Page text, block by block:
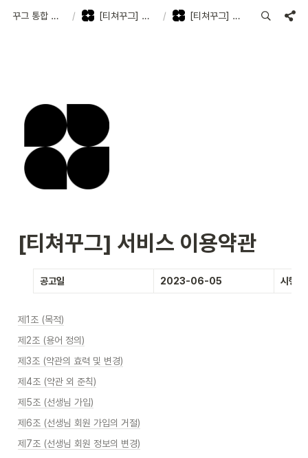
꾸그 통합 고객지원센터 / [티쳐꾸그] 서비스 이용 약관 / [티쳐꾸그] 서비스 이용약관
[티쳐꾸그] 서비스 이용약관
공고일 2023-06-05 시행일
제1조 (목적)
제2조 (용어 정의)
제3조 (약관의 효력 및 변경)
제4조 (약관 외 준칙)
제5조 (선생님 가입)
제6조 (선생님 회원 가입의 거절)
제7조 (선생님 회원 정보의 변경)